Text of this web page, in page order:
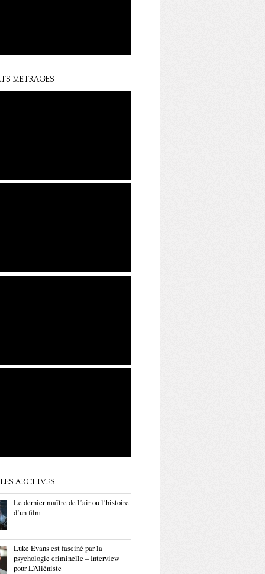
METRAGES
ARCHIVES
Le dernier maître de l’air ou l’histoire
d’un film
Luke Evans est fasciné par la
psychologie criminelle – Interview
pour L’Aliéniste